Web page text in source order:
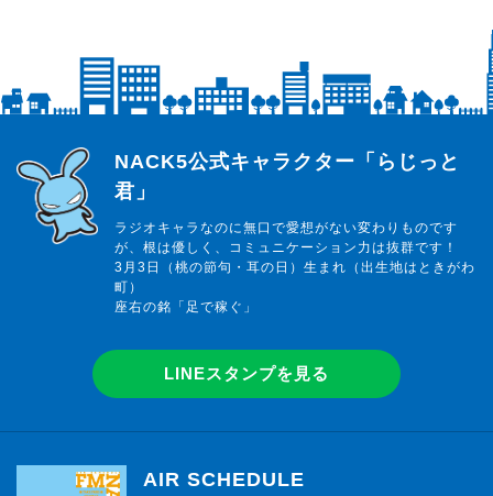
らじっと君
NACK5公式キャラクター「らじっと
君」
ラジオキャラなのに無口で愛想がない変わりものです
が、根は優しく、コミュニケーション力は抜群です！
3月3日（桃の節句・耳の日）生まれ（出生地はときがわ
町）
座右の銘「足で稼ぐ」
LINEスタンプを見る
AIR SCHEDULE